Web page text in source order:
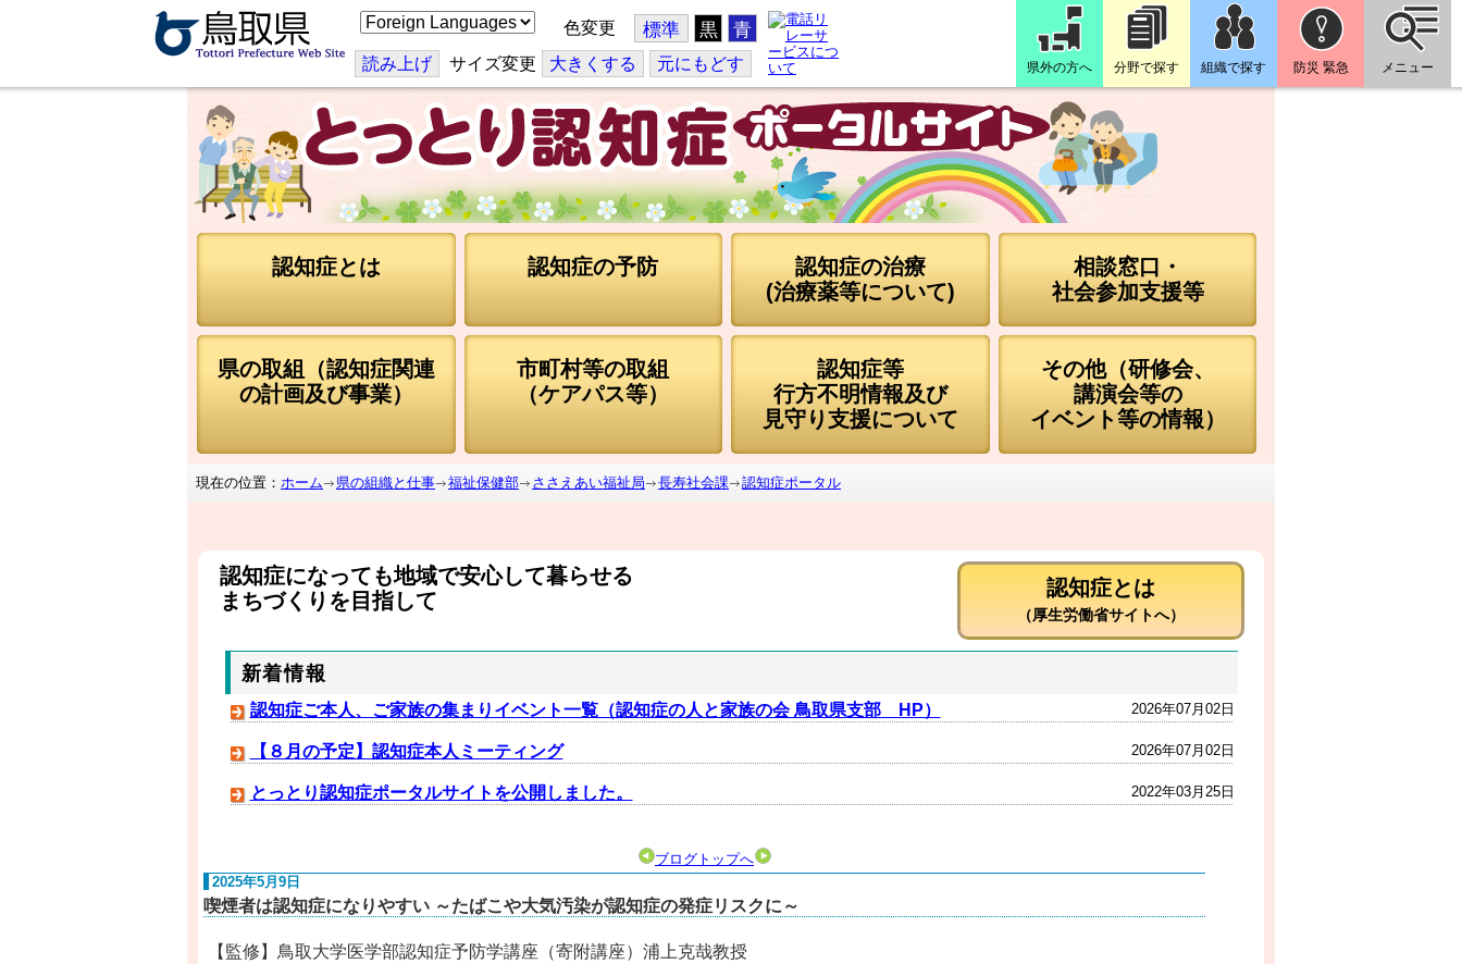
こ
の
ジ
を
訳
す
る
色変更 標準 黒 青
読み上げ サイズ変更 大きくする 元にもどす 県外の方へ 分野で探す 組織で探す 防災 緊急 メニュー
認知症とは 認知症の予防
認知症の治療
(治療薬等について)
相談窓口・
社会参加支援等
県の取組（認知症関連
の計画及び事業）
市町村等の取組
（ケアパス等）
認知症等
行方不明情報及び
見守り支援について
その他（研修会、
講演会等の
イベント等の情報）
現在の位置： ホーム 県の組織と仕事 福祉保健部 ささえあい福祉局 長寿社会課 認知症ポータル
認知症になっても地域で安心して暮らせる
まちづくりを目指して
認知症とは
（厚生労働省サイトへ）
新着情報
2026年07月02日
認知症ご本人、ご家族の集まりイベント一覧（認知症の人と家族の会 鳥取県支部 HP）
2026年07月02日
【８月の予定】認知症本人ミーティング
2022年03月25日
とっとり認知症ポータルサイトを公開しました。
ブログトップへ
2025年5月9日
喫煙者は認知症になりやすい ～たばこや大気汚染が認知症の発症リスクに～
【監修】鳥取大学医学部認知症予防学講座（寄附講座）浦上克哉教授